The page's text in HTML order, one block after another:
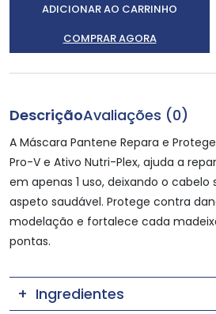
ADICIONAR AO CARRINHO
COMPRAR AGORA
DescriçãoAvaliações (0)
A Máscara Pantene Repara e
Pro-V e Ativo Nutri-Plex, ajuda a
em apenas 1 uso, deixando o
aspeto saudável. Protege contra
modelação e fortalece cada
pontas.
Ingredientes